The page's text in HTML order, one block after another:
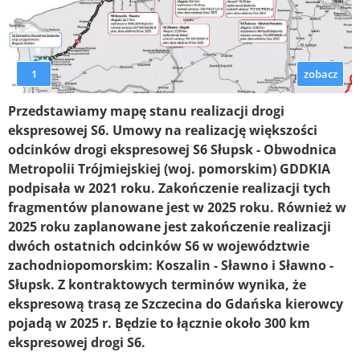
1 zobacz
Przedstawiamy mapę stanu realizacji drogi
ekspresowej S6. Umowy na realizację większości
odcinków drogi ekspresowej S6 Słupsk - Obwodnica
Metropolii Trójmiejskiej (woj. pomorskim) GDDKIA
podpisała w 2021 roku. Zakończenie realizacji tych
fragmentów planowane jest w 2025 roku. Również w
2025 roku zaplanowane jest zakończenie realizacji
dwóch ostatnich odcinków S6 w województwie
zachodniopomorskim: Koszalin - Sławno i Sławno -
Słupsk. Z kontraktowych terminów wynika, że
ekspresową trasą ze Szczecina do Gdańska kierowcy
pojadą w 2025 r. Będzie to łącznie około 300 km
ekspresowej drogi S6.